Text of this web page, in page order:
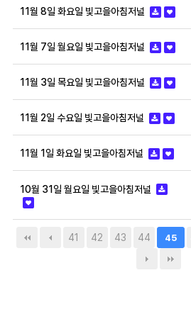
11월 8일 화요일 빛고을아침저널
11월 7일 월요일 빛고을아침저널
11월 3일 목요일 빛고을아침저널
11월 2일 수요일 빛고을아침저널
11월 1일 화요일 빛고을아침저널
10월 31일 월요일 빛고을아침저널
41 42 43 44 45